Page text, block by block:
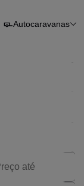
em
Carros Carros
Autocaravanas